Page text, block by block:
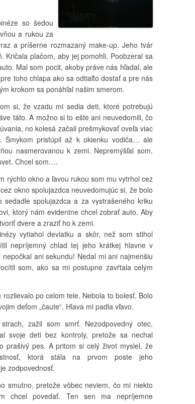
so šedou
a rukou za
a príšerne rozmazaný make-up. Jeho tvár
Kričala plačom, aby jej pomohli. Poobzeral sa
Mal som pocit, akoby práve nás hľadal, ale
toho chlapa ako sa odtiaľto dostať a pre nás
krokom sa ponáhľal našim smerom.
si, že vzadu mi sedia deti, ktoré potrebujú
táto. A možno si to ešte ani neuvedomili, čo
no kolesá začali prešmykovať oveľa viac
pristúpil až k okienku vodiča… ale
nasmerovanou k zemi. Nepremýšľal som,
Chcel som….
rýchlo okno a ľavou rukou som mu vytrhol cez
okno spolujazdca neuvedomujúc si, že bolo
spolujazdca a za vystrašeného kriku
ktorý nám evidentne chcel zobrať auto. Aby
dvere a zraziť ho k zemi.
vytiahol deviatku a skôr, než som stihol
nepríjemný chlad tej jeho krátkej hlavne v
ani sekundu! Nedal mi ani najmenšiu
som, ako sa mi postupne zavŕtala celým
po celom tele. Nebola to bolesť. Bolo
deťom „čaute“. Hlava mi padla vľavo.
zažil som smrť. Nezodpovedný otec,
svoje deti bez kontroly, pretože sa nechal
prašivý pes. A pritom si celý život myslel, že
ktorá stála na prvom poste jeho
zodpovednosť.
smutno, pretože vôbec neviem, čo mi niekto
chcel povedať. Ten sen ma nepríjemne